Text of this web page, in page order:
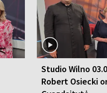
Studio Wilno
Robert Osiecki